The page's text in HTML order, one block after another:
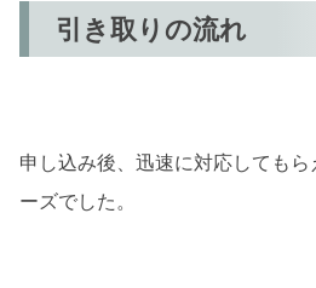
引き取りの流れ
申し込み後、迅速に対応しても
ーズでした。